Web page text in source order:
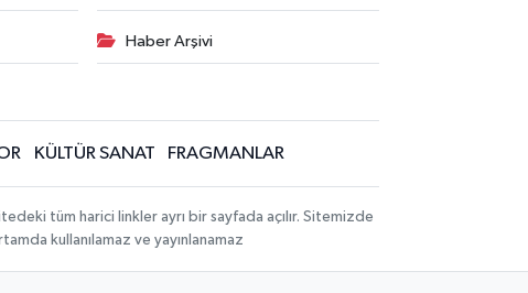
Haber Arşivi
KÜLTÜR SANAT FRAGMANLAR
tüm harici linkler ayrı bir sayfada açılır. Sitemizde
kullanılamaz ve yayınlanamaz